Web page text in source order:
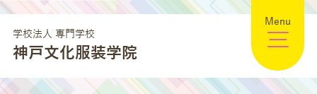
学校法人 専門学校
神戸文化服装学院
Menu